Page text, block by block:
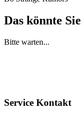
Das könnte
Bitte warten...
Service Kontakt